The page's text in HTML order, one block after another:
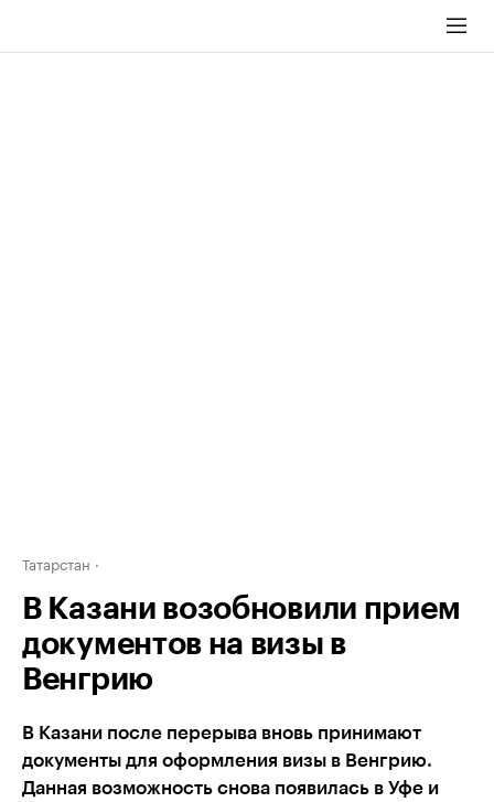
Татарстан
В Казани возобновили прием
документов на визы в
Венгрию
В Казани после перерыва вновь принимают
документы для оформления визы в Венгрию.
Данная возможность снова появилась в Уфе и